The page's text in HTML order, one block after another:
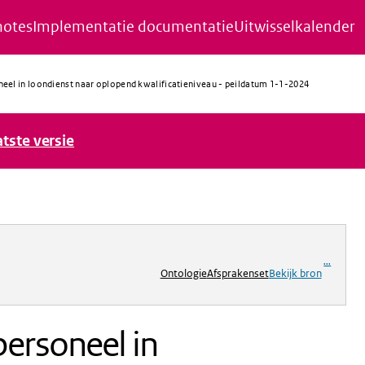
Implementatie documentatieUitwisselkalender
in loondienst naar oplopend kwalificatieniveau - peildatum 1-1-2024
versie
OntologieAfsprakensetBekijk bron
...
in